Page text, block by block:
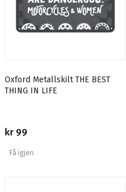
Oxford Metallskilt THE BEST
THING IN LIFE
kr 99
Få igjen